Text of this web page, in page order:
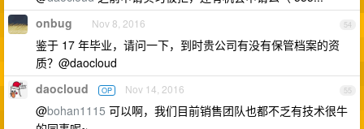
54
onbug Nov 8, 2016
鉴于 17 年毕业，请问一下，到时贵公司有没有保管档案的资
质？@daocloud
55
daocloud OP Nov 14, 2016
@bohan1115 可以啊，我们目前销售团队也都不乏有技术很牛